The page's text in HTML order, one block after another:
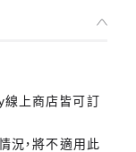
上商店皆可訂
況，將不適用此